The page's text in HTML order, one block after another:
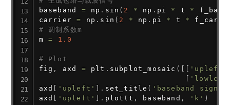
baseband = np . sin ( 2 * np . pi * t *
carrier = np . sin ( 2 * np . pi * t *
# 调制系数m
m = 1.0
# Plot
fig , axd = plt . subplot_mosaic ( 'upleft'
axd
'upleft' . set_title ( 'baseband
axd
'upleft' . plot ( t , baseband , 'k' )